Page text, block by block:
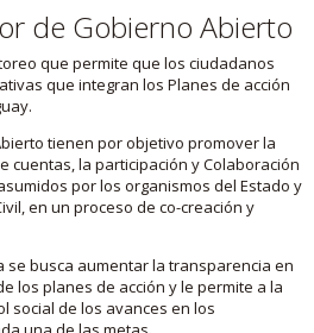
de Gobierno Abierto
que permite que los ciudadanos
que integran los Planes de acción
tienen por objetivo promover la
cuentas, la participación y Colaboración
por los organismos del Estado y
en un proceso de co-creación y
se busca aumentar la transparencia en
los planes de acción y le permite a la
social de los avances en los